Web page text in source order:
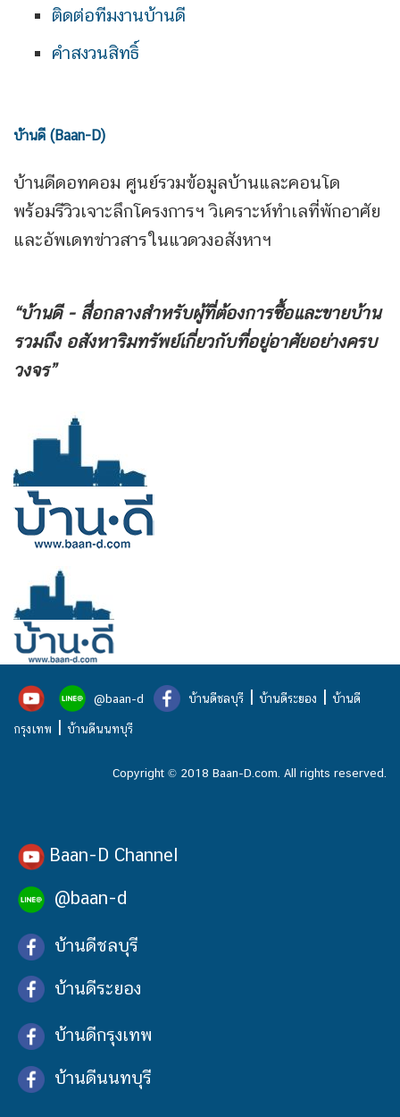
ติดต่อทีมงานบ้านดี
คำสงวนสิทธิ์
บ้านดี (Baan-D)
บ้านดีดอทคอม ศูนย์รวมข้อมูลบ้านและคอนโด
พร้อมรีวิวเจาะลึกโครงการฯ วิเคราะห์ทำเลที่พักอาศัย
และอัพเดทข่าวสารในแวดวงอสังหาฯ
“บ้านดี - สื่อกลางสำหรับผู้ที่ต้องการซื้อและขายบ้าน
รวมถึง อสังหาริมทรัพย์เกี่ยวกับที่อยู่อาศัยอย่างครบ
วงจร”
@baan-d บ้านดีชลบุรี บ้านดีระยอง บ้านดี
กรุงเทพ บ้านดีนนทบุรี
Copyright © 2018 Baan-D.com. All rights reserved.
Baan-D Channel
@baan-d
บ้านดีชลบุรี
บ้านดีระยอง
บ้านดีกรุงเทพ
บ้านดีนนทบุรี